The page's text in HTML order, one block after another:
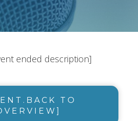
ended description]
TO